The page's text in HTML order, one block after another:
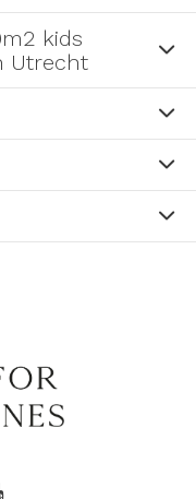
kids
Utrecht